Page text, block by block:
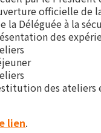
officielle de
la Déléguée à la
des
des
lien.